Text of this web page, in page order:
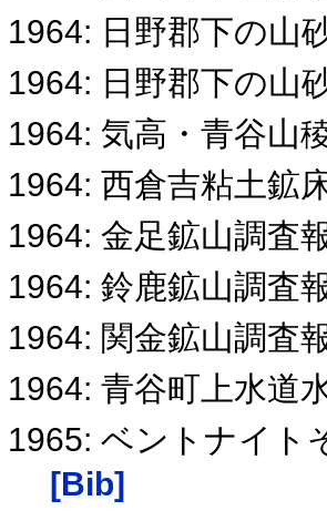
1964: 日野郡下の山
1964: 日野郡下の山
1964: 気高・青谷山
1964: 西倉吉粘土鉱
1964: 金足鉱山調査
1964: 鈴鹿鉱山調査
1964: 関金鉱山調査
1964: 青谷町上水道
1965: ベントナイト
[Bib]